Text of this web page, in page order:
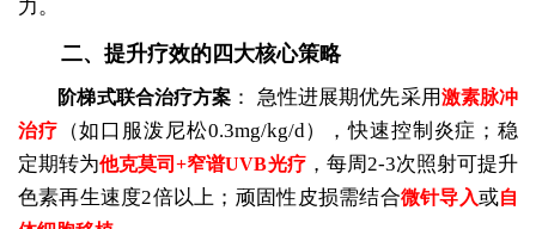
力。
二、提升疗效的四大核心策略
阶梯式联合治疗方案 ： 急性进展期优先采用激素脉冲
治疗 （如口服泼尼松0.3mg/kg/d），快速控制炎症；稳
定期转为他克莫司+窄谱UVB光疗，每周2-3次照射可提升
色素再生速度2倍以上；顽固性皮损需结合微针导入或自